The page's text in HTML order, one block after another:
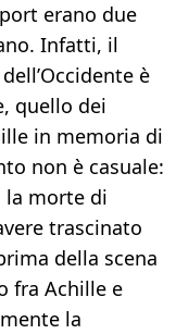
erano due
Infatti, il
è
quello dei
in memoria di
non è casuale:
la morte di
trascinato
della scena
fra Achille e
la